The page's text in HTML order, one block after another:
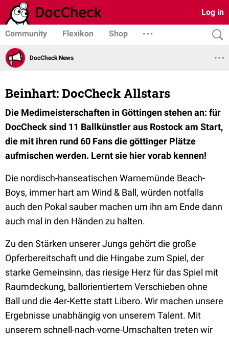
Log in
Community Flexikon Shop
DocCheck News
Beinhart: DocCheck Allstars
Die Medimeisterschaften in Göttingen stehen an: für
DocCheck sind 11 Ballkünstler aus Rostock am Start,
die mit ihren rund 60 Fans die göttinger Plätze
aufmischen werden. Lernt sie hier vorab kennen!
Die nordisch-hanseatischen Warnemünde Beach-
Boys, immer hart am Wind & Ball, würden notfalls
auch den Pokal sauber machen um ihn am Ende dann
auch mal in den Händen zu halten.
Zu den Stärken unserer Jungs gehört die große
Opferbereitschaft und die Hingabe zum Spiel, der
starke Gemeinsinn, das riesige Herz für das Spiel mit
Raumdeckung, ballorientiertem Verschieben ohne
Ball und die 4er-Kette statt Libero. Wir machen unsere
Ergebnisse unabhängig von unserem Talent. Mit
unserem schnell-nach-vorne-Umschalten treten wir